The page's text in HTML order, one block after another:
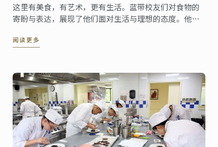
这里有美食，有艺术，更有生活。蓝带校友们对食物的
寄盼与表达，展现了他们面对生活与理想的态度。他们
蓝带校友是蓝带恒久的宝藏，更是蓝带的骄傲。欣赏校
阅读更多